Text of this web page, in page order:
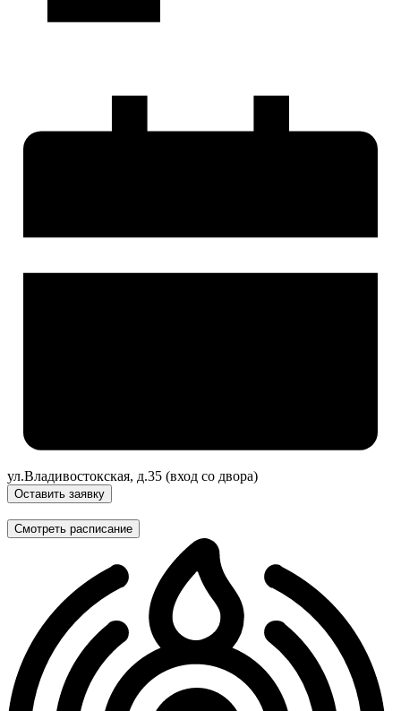
ул.Владивостокская, д.35 (вход со двора)
Оставить заявку
Смотреть расписание